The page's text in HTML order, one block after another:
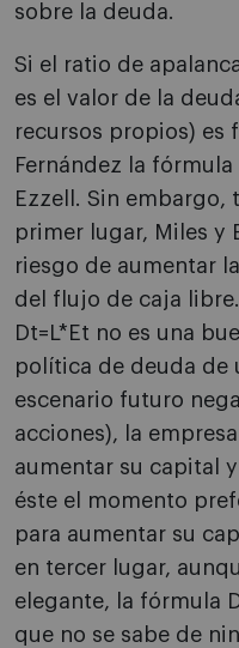
sobre la deuda.
Si el ratio de
es el valor de la
recursos propios) es
Fernández la
Ezzell. Sin embargo,
primer lugar, Miles y
riesgo de aumentar
del flujo de caja
Dt=L*Et no es una
política de deuda de
escenario futuro
acciones), la
aumentar su capital
éste el momento
para aumentar su
en tercer lugar,
elegante, la fórmula
que no se sabe de